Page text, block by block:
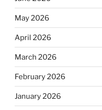
May 2026
April 2026
March 2026
February 2026
January 2026